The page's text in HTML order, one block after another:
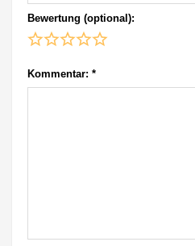
Bewertung (optional):
Kommentar: *